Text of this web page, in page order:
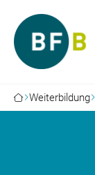
Weiterbildung